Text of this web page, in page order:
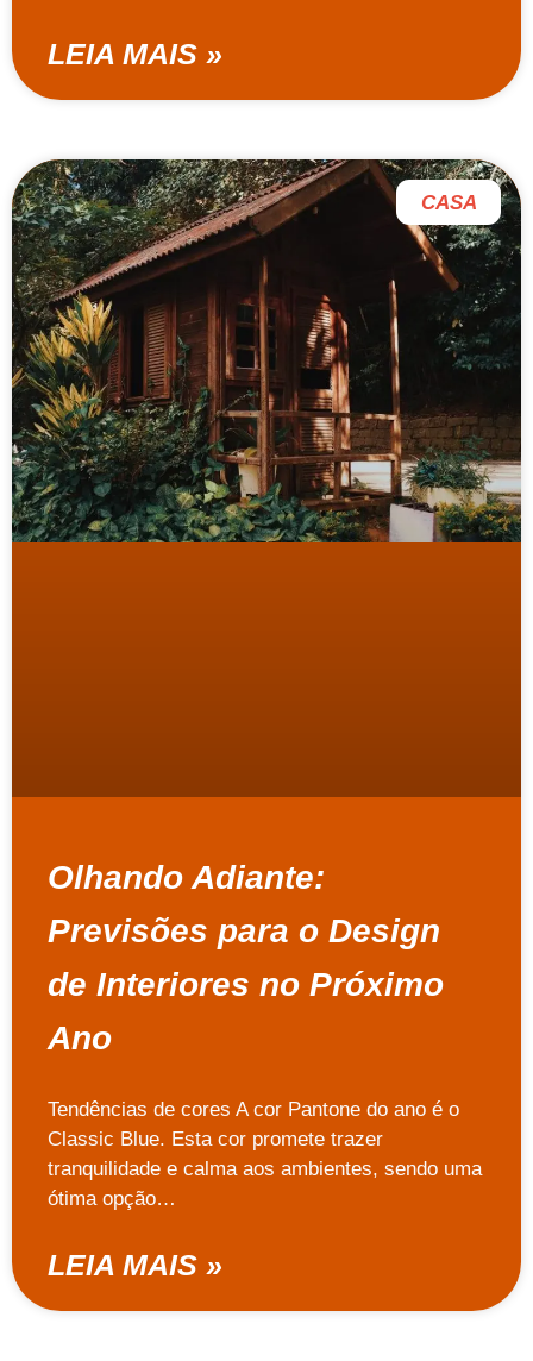
LEIA MAIS »
CASA
Olhando Adiante:
Previsões para o Design
de Interiores no Próximo
Ano
Tendências de cores A cor Pantone do ano é o
Classic Blue. Esta cor promete trazer
tranquilidade e calma aos ambientes, sendo uma
ótima opção…
LEIA MAIS »